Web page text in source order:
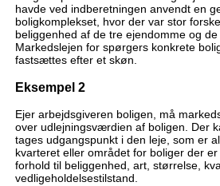
havde ved indberetningen anvendt en
boligkomplekset, hvor der var stor
beliggenhed af de tre ejendomme og
Markedslejen for spørgers konkrete
fastsættes efter et skøn.
Eksempel 2
Ejer arbejdsgiveren boligen, må
over udlejningsværdien af boligen. Der
tages udgangspunkt i den leje, som er
kvarteret eller området for boliger der
forhold til beliggenhed, art, størrelse,
vedligeholdelsestilstand.